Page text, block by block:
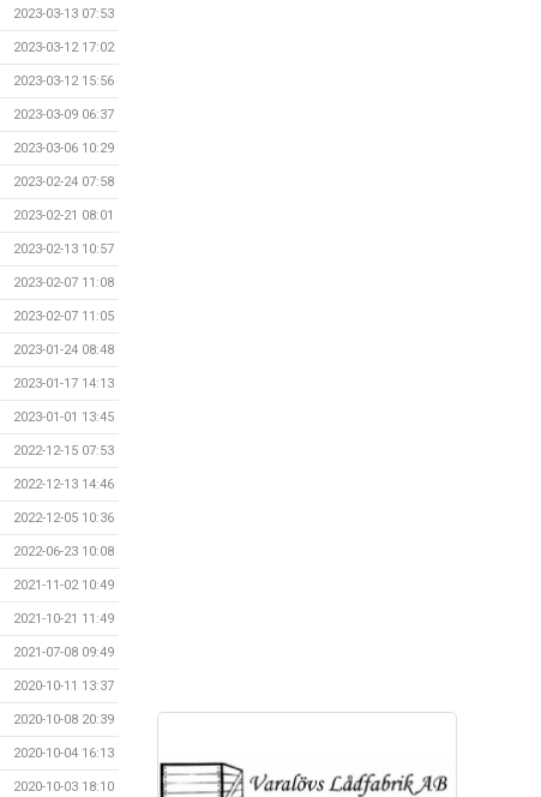
2023-03-13 07:53
2023-03-12 17:02
2023-03-12 15:56
2023-03-09 06:37
2023-03-06 10:29
2023-02-24 07:58
2023-02-21 08:01
2023-02-13 10:57
2023-02-07 11:08
2023-02-07 11:05
2023-01-24 08:48
2023-01-17 14:13
2023-01-01 13:45
2022-12-15 07:53
2022-12-13 14:46
2022-12-05 10:36
2022-06-23 10:08
2021-11-02 10:49
2021-10-21 11:49
2021-07-08 09:49
2020-10-11 13:37
2020-10-08 20:39
2020-10-04 16:13
2020-10-03 18:10